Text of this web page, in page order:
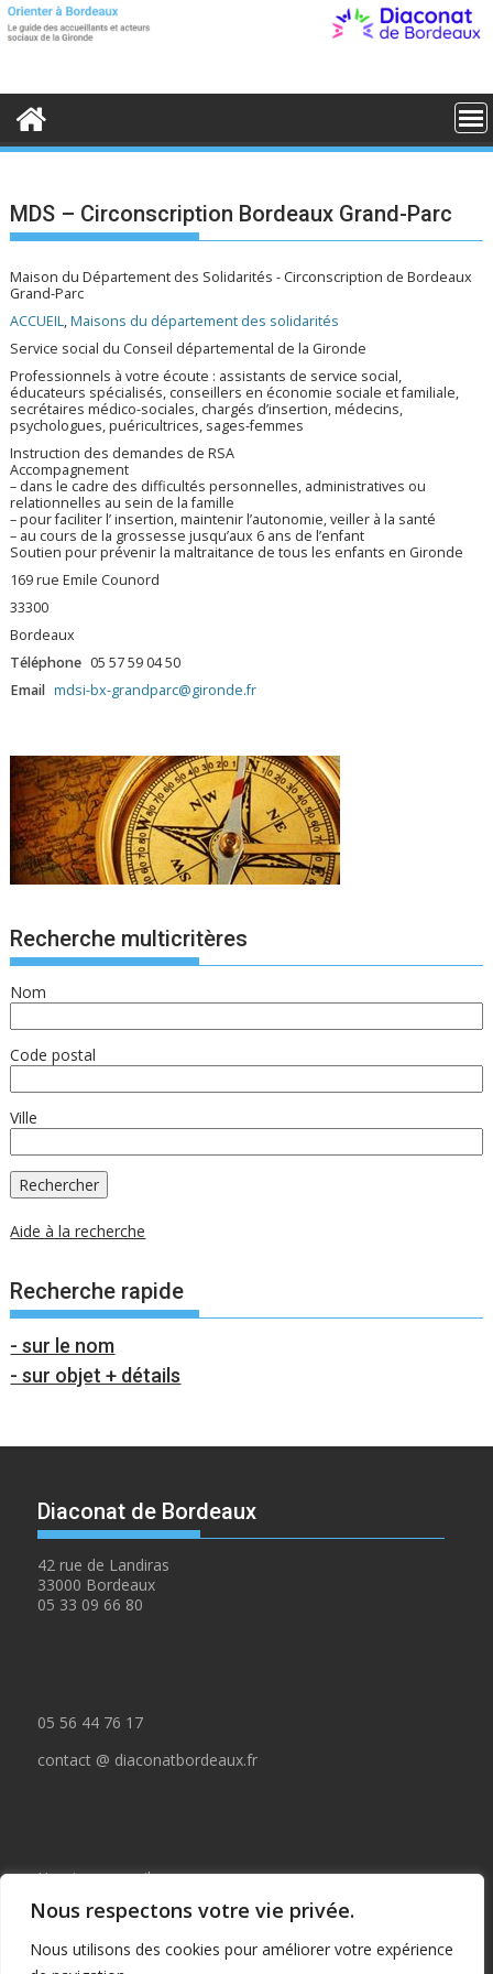
Nous respectons votre vie privée.
Nous utilisons des cookies pour améliorer votre expérience
S
t
o
MDS – Circonscription Bordeaux Grand-Parc
Maison du Département des Solidarités - Circonscription de Bordeaux
Grand-Parc
ACCUEIL,Maisons du département des solidarités
Service social du Conseil départemental de la Gironde
Professionnels à votre écoute : assistants de service social,
éducateurs spécialisés, conseillers en économie sociale et familiale,
secrétaires médico-sociales, chargés d’insertion, médecins,
psychologues, puéricultrices, sages-femmes
Instruction des demandes de RSA
Accompagnement
– dans le cadre des difficultés personnelles, administratives ou
relationnelles au sein de la famille
– pour faciliter l’ insertion, maintenir l’autonomie, veiller à la santé
– au cours de la grossesse jusqu’aux 6 ans de l’enfant
Soutien pour prévenir la maltraitance de tous les enfants en Gironde
169 rue Emile Counord
33300
Bordeaux
Téléphone 05 57 59 04 50
Email mdsi-bx-grandparc@gironde.fr
Recherche multicritères
Nom
Code postal
Ville
Aide à la recherche
Recherche rapide
- sur le nom
- sur objet + détails
Diaconat de Bordeaux
42 rue de Landiras
33000 Bordeaux
05 33 09 66 80
05 56 44 76 17
contact @ diaconatbordeaux.fr
Horaires accueil :
du lundi au jeudi de 09:00 à 12:30
et de 14:00 à 17:00